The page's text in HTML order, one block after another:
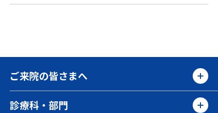
ご来院の皆さまへ
診療科・部門